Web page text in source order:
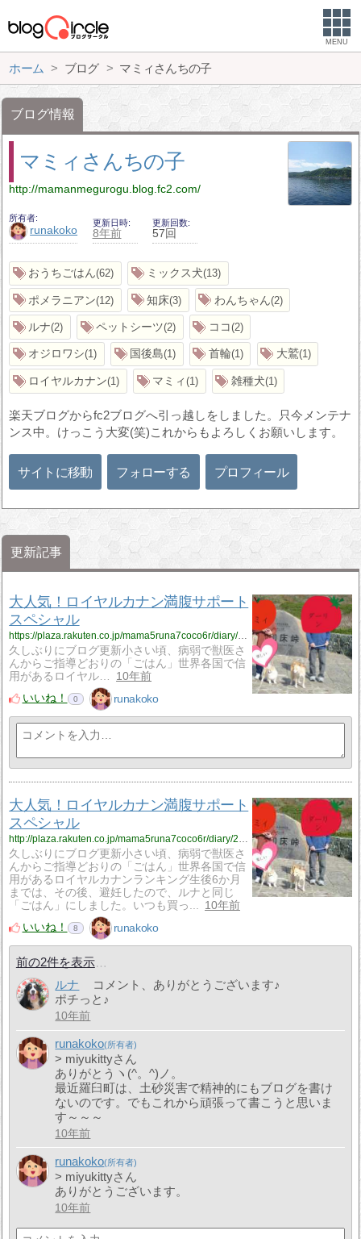
MENU
ホーム ブログ マミィさんちの子
ブログ情報
マミィさんちの子
http://mamanmegurogu.blog.fc2.com/
所有者
runakoko
更新日時
8年前
更新回数
57回
おうちごはん 62 ミックス犬 13
ポメラニアン 12 知床 3 わんちゃん 2
ルナ 2 ペットシーツ 2 ココ 2
オジロワシ 1 国後島 1 首輪 1 大鷲 1
ロイヤルカナン 1 マミィ 1 雑種犬 1
楽天ブログからfc2ブログへ引っ越しをしました。只今メンテナ
ンス中。けっこう大変(笑)これからもよろしくお願いします。
サイトに移動 フォローする プロフィール
更新記事
大人気！ロイヤルカナン満腹サポート
スペシャル
https://plaza.rakuten.co.jp/mama5runa7coco6r/diary/201609060000/
久しぶりにブログ更新小さい頃、病弱で獣医さ
んからご指導どおりの「ごはん」世界各国で信
用があるロイヤル…
10年前
いいね！
0 runakoko
大人気！ロイヤルカナン満腹サポート
スペシャル
http://plaza.rakuten.co.jp/mama5runa7coco6r/diary/201609060000/
久しぶりにブログ更新小さい頃、病弱で獣医さ
んからご指導どおりの「ごはん」世界各国で信
用があるロイヤルカナンランキング生後6か月
までは、その後、避妊したので、ルナと同じ
「ごはん」にしました。いつも買っ...
10年前
いいね！
8 runakoko
前の2件を表示
ルナ
コメント、ありがとうございます♪
ポチっと♪
10年前
runakoko
> miyukittyさん
ありがとうヽ(^。^)ノ。
最近羅臼町は、土砂災害で精神的にもブログを書け
ないのです。でもこれから頑張って書こうと思いま
す～～～
10年前
runakoko
> miyukittyさん
ありがとうございます。
10年前